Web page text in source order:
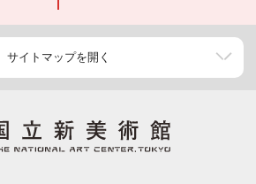
サイトマップを開く